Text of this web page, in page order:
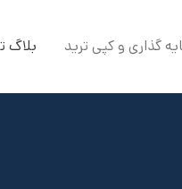
گذاری و کپی ترید بلاگ